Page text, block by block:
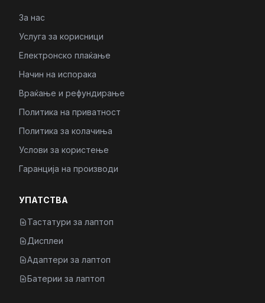
За нас
Услуга за корисници
Електронско плаќање
Начин на испорака
Враќање и рефундирање
Политика на приватност
Политика за колачиња
Услови за користење
Гаранција на производи
УПАТСТВА
Тастатури за лаптоп
Дисплеи
Адаптери за лаптоп
Батерии за лаптоп